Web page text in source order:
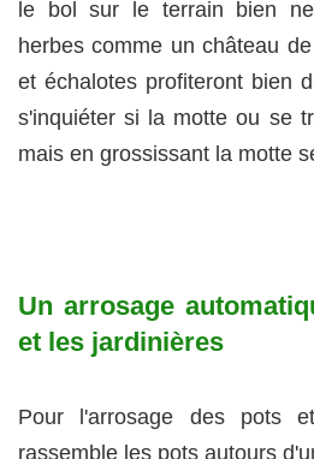
le bol sur le terrain bien
herbes comme un château
et échalotes profiteront bien
s'inquiéter si la motte ou se
mais en grossissant la motte
Un arrosage
et les jardinières
Pour l'arrosage des pots
rassemble les pots autours